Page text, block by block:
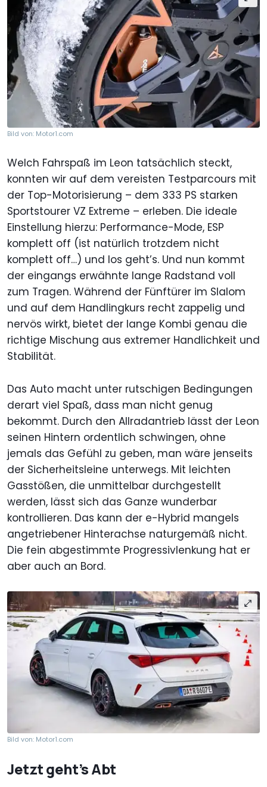
Bild von: Motor1.com
Welch Fahrspaß im Leon tatsächlich steckt,
konnten wir auf dem vereisten Testparcours mit
der Top-Motorisierung – dem 333 PS starken
Sportstourer VZ Extreme – erleben. Die ideale
Einstellung hierzu: Performance-Mode, ESP
komplett off (ist natürlich trotzdem nicht
komplett off…) und los geht’s. Und nun kommt
der eingangs erwähnte lange Radstand voll
zum Tragen. Während der Fünftürer im Slalom
und auf dem Handlingkurs recht zappelig und
nervös wirkt, bietet der lange Kombi genau die
richtige Mischung aus extremer Handlichkeit und
Stabilität.
Das Auto macht unter rutschigen Bedingungen
derart viel Spaß, dass man nicht genug
bekommt. Durch den Allradantrieb lässt der Leon
seinen Hintern ordentlich schwingen, ohne
jemals das Gefühl zu geben, man wäre jenseits
der Sicherheitsleine unterwegs. Mit leichten
Gasstößen, die unmittelbar durchgestellt
werden, lässt sich das Ganze wunderbar
kontrollieren. Das kann der e-Hybrid mangels
angetriebener Hinterachse naturgemäß nicht.
Die fein abgestimmte Progressivlenkung hat er
aber auch an Bord.
Bild von: Motor1.com
Jetzt geht’s Abt